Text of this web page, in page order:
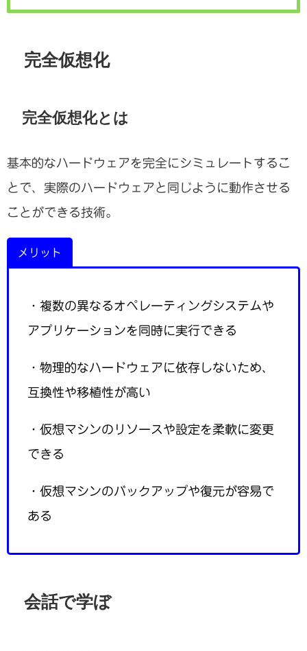
完全仮想化
完全仮想化とは
基本的なハードウェアを完全にシミュレートするこ
とで、実際のハードウェアと同じように動作させる
ことができる技術。
メリット
・複数の異なるオペレーティングシステムや
アプリケーションを同時に実行できる
・物理的なハードウェアに依存しないため、
互換性や移植性が高い
・仮想マシンのリソースや設定を柔軟に変更
できる
・仮想マシンのバックアップや復元が容易で
ある
会話で学ぼ